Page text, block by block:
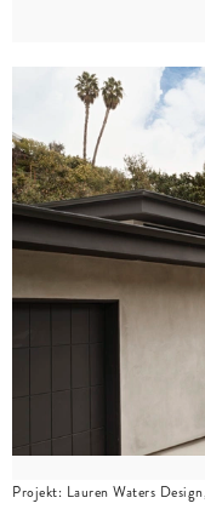
Projekt: Lauren Waters